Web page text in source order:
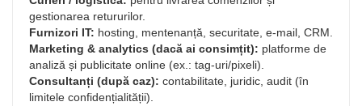
gestionarea retururilor.
Furnizori IT: hosting, mentenanță, securitate, e-mail, CRM.
Marketing & analytics (dacă ai consimțit): platforme de
analiză și publicitate online (ex.: tag-uri/pixeli).
Consultanți (după caz): contabilitate, juridic, audit (în
limitele confidențialității).